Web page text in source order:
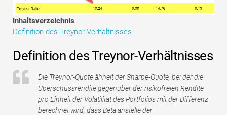
Tutorials zur Finanzmodellierung
Vollständige Form
Risikomanagement-Tutorials
Inhaltsverzeichnis
Definition des Treynor-Verhältnisses
Definition des Treynor-Verhältnisses
Die Treynor-Quote ähnelt der Sharpe-Quote, bei der die
Überschussrendite gegenüber der risikofreien Rendite
pro Einheit der Volatilität des Portfolios mit der Differenz
berechnet wird, dass Beta anstelle der